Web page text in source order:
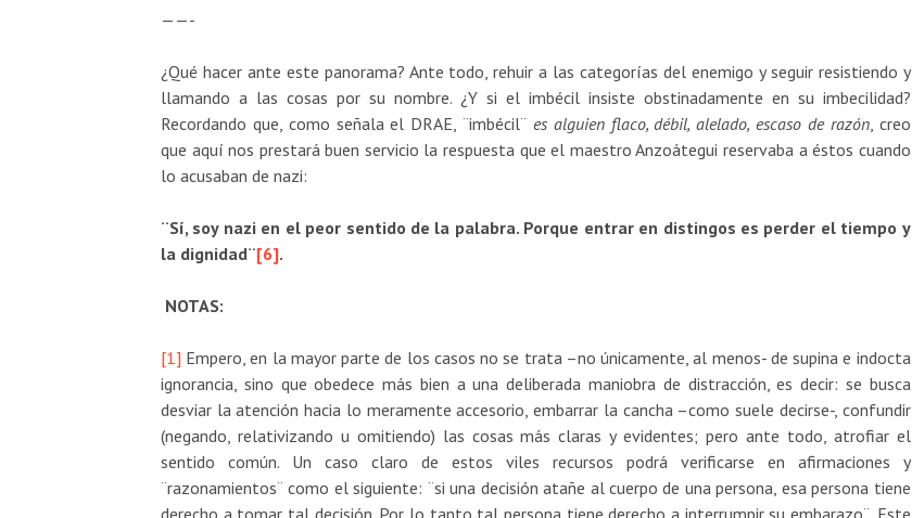
——-
¿Qué hacer ante este panorama? Ante todo, rehuir a las categorías del enemigo y seguir resistiendo y
llamando a las cosas por su nombre. ¿Y si el imbécil insiste obstinadamente en su imbecilidad?
Recordando que, como señala el DRAE, ¨imbécil¨ es alguien flaco, débil,alelado, escaso de razón, creo
que aquí nos prestará buen servicio la respuesta que el maestro Anzoátegui reservaba a éstos cuando
lo acusaban de nazi:
¨Sí, soy nazi en el peor sentido de la palabra. Porque entrar en distingos es perder el tiempo y
la dignidad¨[6].
NOTAS:
[1] Empero, en la mayor parte de los casos no se trata –no únicamente, al menos- de supina e indocta
ignorancia, sino que obedece más bien a una deliberada maniobra de distracción, es decir: se busca
desviar la atención hacia lo meramente accesorio, embarrar la cancha –como suele decirse-, confundir
(negando, relativizando u omitiendo) las cosas más claras y evidentes; pero ante todo, atrofiar el
sentido común. Un caso claro de estos viles recursos podrá verificarse en afirmaciones y
¨razonamientos¨ como el siguiente: ¨si una decisión atañe al cuerpo de una persona, esa persona tiene